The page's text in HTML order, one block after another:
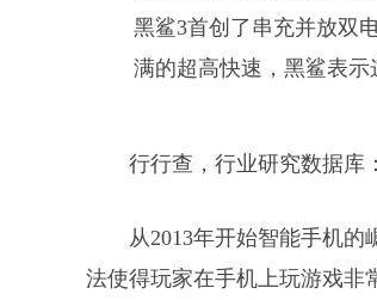
黑鲨3首创了串充并放双
满的超高快速，黑鲨表示
行行查，行业研究数据库
从2013年开始智能手机
法使得玩家在手机上玩游戏非